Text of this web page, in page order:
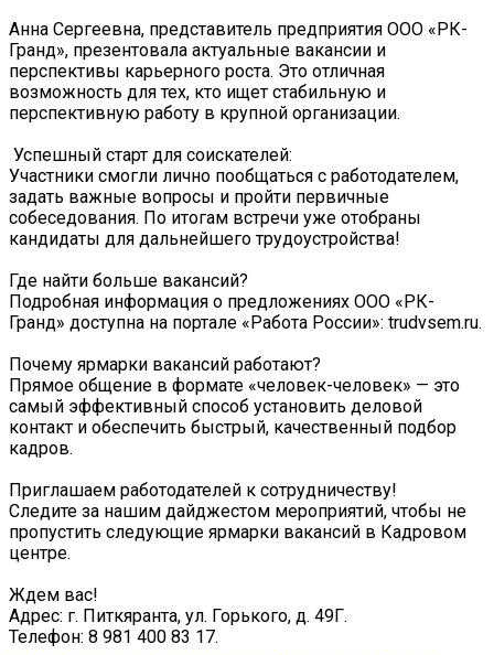
Анна Сергеевна, представитель предприятия ООО «РК-
Гранд», презентовала актуальные вакансии и
перспективы карьерного роста. Это отличная
возможность для тех, кто ищет стабильную и
перспективную работу в крупной организации.
️ Успешный старт для соискателей:
Участники смогли лично пообщаться с работодателем,
задать важные вопросы и пройти первичные
собеседования. По итогам встречи уже отобраны
кандидаты для дальнейшего трудоустройства!
Где найти больше вакансий?
Подробная информация о предложениях ООО «РК-
Гранд» доступна на портале «Работа России»: trudvsem.ru.
Почему ярмарки вакансий работают?
Прямое общение в формате «человек-человек» — это
самый эффективный способ установить деловой
контакт и обеспечить быстрый, качественный подбор
кадров.
Приглашаем работодателей к сотрудничеству!
Следите за нашим дайджестом мероприятий, чтобы не
пропустить следующие ярмарки вакансий в Кадровом
центре.
Ждем вас!
Адрес: г. Питкяранта, ул. Горького, д. 49Г.
Телефон: 8 981 400 83 17.